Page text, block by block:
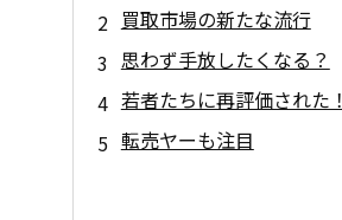
買取市場の新たな流行
思わず手放したくなる？
若者たちに再評価された！
転売ヤーも注目